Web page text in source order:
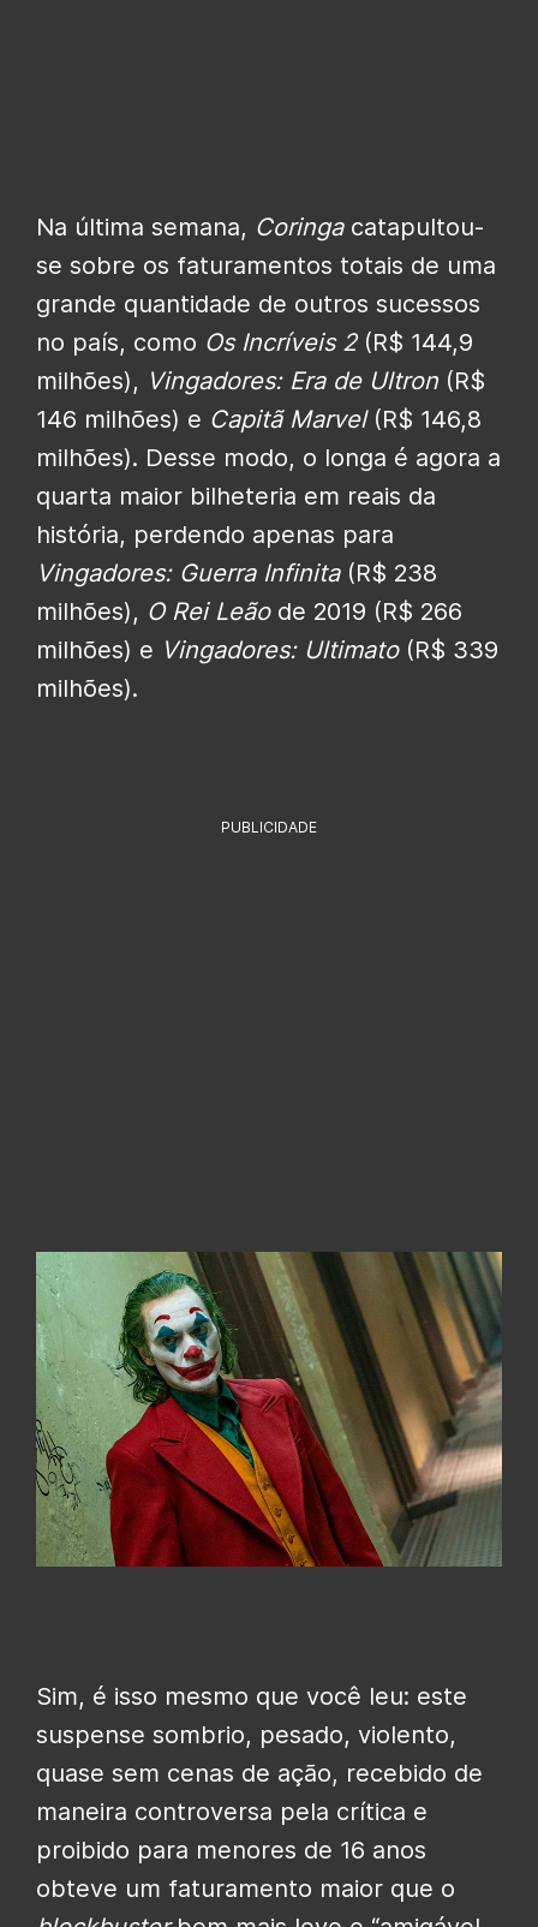
Na última semana, Coringacatapultou-
se sobre os faturamentos totais de uma
grande quantidade de outros sucessos
no país, como Os Incríveis 2(R$ 144,9
milhões), Vingadores: Era de Ultron (R$
146 milhões) e Capitã Marvel(R$ 146,8
milhões). Desse modo, o longa é agora a
quarta maior bilheteria em reais da
história, perdendo apenas para
Vingadores: Guerra Infinita(R$ 238
milhões), O Rei Leãode 2019 (R$ 266
milhões) e Vingadores: Ultimato(R$ 339
milhões).
PUBLICIDADE
Sim, é isso mesmo que você leu: este
suspense sombrio, pesado, violento,
quase sem cenas de ação, recebido de
maneira controversa pela crítica e
proibido para menores de 16 anos
obteve um faturamento maior que o